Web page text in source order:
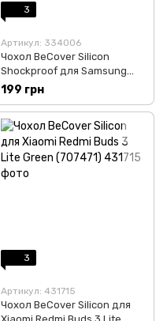
3
Артикул: 334006
Чохол BeCover Silicon
Shockproof для Samsung
Galaxy Buds/Buds+ Deep
Blue (704661)
199 грн
3
Артикул: 431715
Чохол BeCover Silicon для